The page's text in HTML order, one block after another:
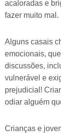
acaloradas e
fazer muito mal.
Alguns casais
emocionais,
discussões,
vulnerável e
prejudicial!
odiar alguém
Crianças e